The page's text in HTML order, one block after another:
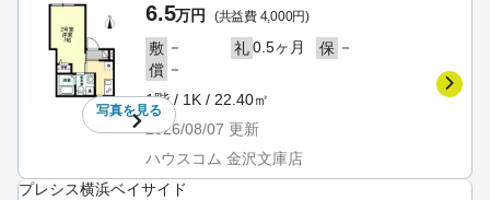
写真を見る
6.5万円 (共益費 4,000円)
敷 － 礼0.5ヶ月 保 －
償 －
1階 / 1K / 22.40㎡
2026/08/07 更新
ハウスコム 金沢文庫店
プレシス横浜ベイサイド